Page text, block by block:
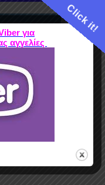
Click it!
για
αγγελίες